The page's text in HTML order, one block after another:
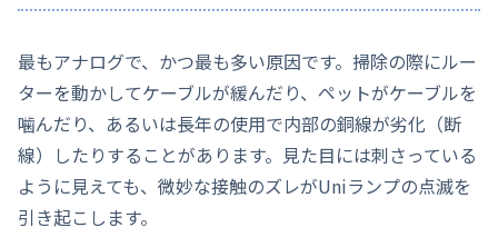
最もアナログで、かつ最も多い原因です。掃除の際にルー
ターを動かしてケーブルが緩んだり、ペットがケーブルを
噛んだり、あるいは長年の使用で内部の銅線が劣化（断
線）したりすることがあります。見た目には刺さっている
ように見えても、微妙な接触のズレがUniランプの点滅を
引き起こします。